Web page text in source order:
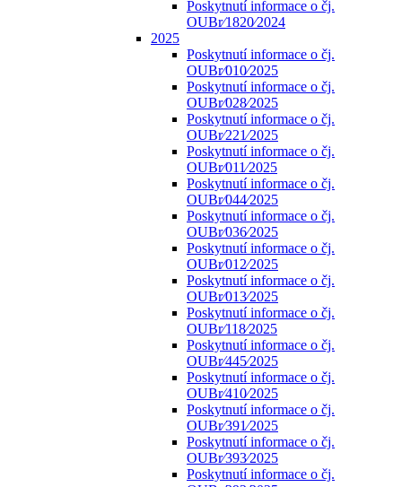
Poskytnutí informace o čj.
OUBr⁄1820⁄2024
2025
Poskytnutí informace o čj.
OUBr⁄010⁄2025
Poskytnutí informace o čj.
OUBr⁄028⁄2025
Poskytnutí informace o čj.
OUBr⁄221⁄2025
Poskytnutí informace o čj.
OUBr⁄011⁄2025
Poskytnutí informace o čj.
OUBr⁄044⁄2025
Poskytnutí informace o čj.
OUBr⁄036⁄2025
Poskytnutí informace o čj.
OUBr⁄012⁄2025
Poskytnutí informace o čj.
OUBr⁄013⁄2025
Poskytnutí informace o čj.
OUBr⁄118⁄2025
Poskytnutí informace o čj.
OUBr⁄445⁄2025
Poskytnutí informace o čj.
OUBr⁄410⁄2025
Poskytnutí informace o čj.
OUBr⁄391⁄2025
Poskytnutí informace o čj.
OUBr⁄393⁄2025
Poskytnutí informace o čj.